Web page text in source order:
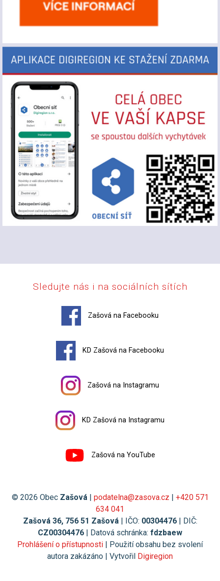
Sledujte nás i na sociálních sítích
Zašová na Facebooku
KD Zašová na Facebooku
Zašová na Instagramu
KD Zašová na Instagramu
Zašová na YouTube
© 2026 Obec Zašová | podatelna@zasova.cz | +420 571
634 041
Zašová 36, 756 51 Zašová | IČO: 00304476| DIČ:
CZ00304476 | Datová schránka: fdzbaew
Prohlášení o přístupnosti | Použití obsahu bez svolení
autora zakázáno | Vytvořil Digiregion